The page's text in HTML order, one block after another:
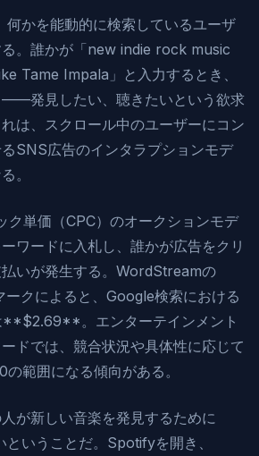
かを能動的に検索しているユーザ
。誰かが「new indie rock music
Tame Impala」と入力するとき、
——発見したい、聴きたいという欲求
は、スクロール中のユーザーにコン
SNS広告のインタラプションモデ
。
ク単価（CPC）のオークションモデ
ワードに入札し、誰かが広告をクリ
いが発生する。WordStreamの
クによると、Google検索における
**$2.69**。エンターテインメント
ドでは、競合状況や具体性に応じて
範囲になる傾向がある。
が新しい音楽を発見するために
いうことだ。Spotifyを開き、